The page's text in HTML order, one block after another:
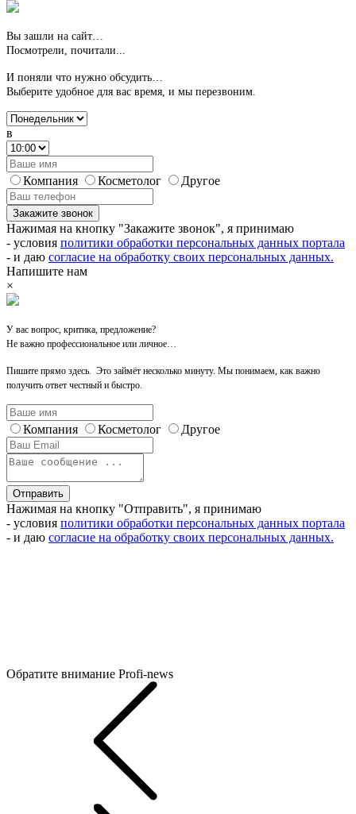
Вы зашли на сайт…
Посмотрели, почитали...
И поняли что нужно обсудить…
Выберите удобное для вас время, и мы перезвоним.
в
Компания Косметолог Другое
Закажите звонок
Нажимая на кнопку "Закажите звонок", я принимаю
- условия политики обработки персональных данных портала
- и даю согласие на обработку своих персональных данных.
Напишите нам
×
У вас вопрос, критика, предложение?
Не важно профессиональное или личное…
Пишите прямо здесь. Это займёт несколько минуту. Мы понимаем, как важно
получить ответ честный и быстро.
Компания Косметолог Другое
Отправить
Нажимая на кнопку "Отправить", я принимаю
- условия политики обработки персональных данных портала
- и даю согласие на обработку своих персональных данных.
Обратите внимание Profi-news